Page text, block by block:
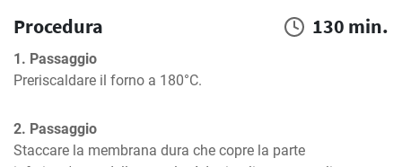
Procedura 130 min.
1. Passaggio
Preriscaldare il forno a 180°C.
2. Passaggio
Staccare la membrana dura che copre la parte